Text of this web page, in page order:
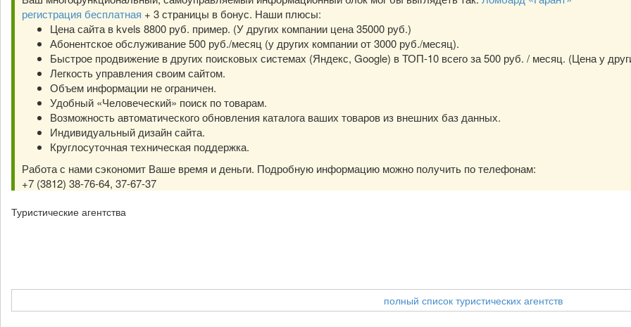
регистрация бесплатная + 3 страницы в бонус. Наши плюсы:
Цена сайта в kvels 8800 руб. пример. (У других компании цена 35000 руб.)
Абонентское обслуживание 500 руб./месяц (у других компании от 3000 руб./месяц).
Быстрое продвижение в других поисковых системах (Яндекс, Google) в ТОП-10 всего за 500 руб. / месяц. (Цена у
Легкость управления своим сайтом.
Объем информации не ограничен.
Удобный «Человеческий» поиск по товарам.
Возможность автоматического обновления каталога ваших товаров из внешних баз данных.
Индивидуальный дизайн сайта.
Круглосуточная техническая поддержка.
Работа с нами сэкономит Ваше время и деньги. Подробную информацию можно получить по телефонам:
+7 (3812) 38-76-64, 37-67-37
Туристические агентства
полный список туристических агентств